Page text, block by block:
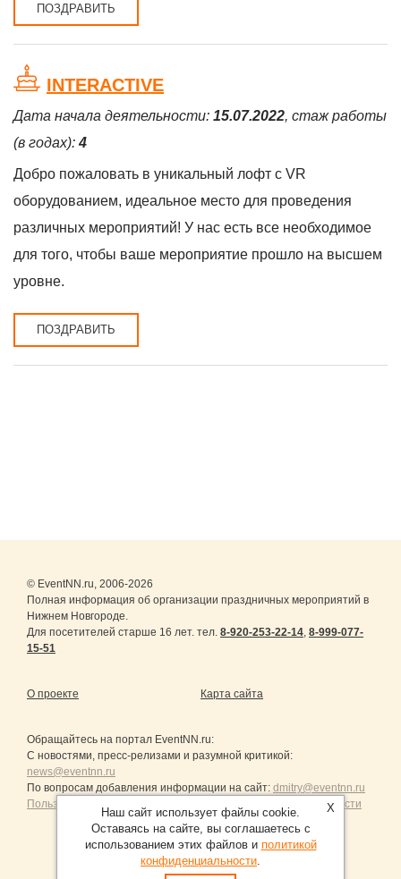
ПОЗДРАВИТЬ
INTERACTIVE
Дата начала деятельности: 15.07.2022, стаж работы
(в годах):4
Добро пожаловать в уникальный лофт с VR
оборудованием, идеальное место для проведения
различных мероприятий! У нас есть все необходимое
для того, чтобы ваше мероприятие прошло на высшем
уровне.
ПОЗДРАВИТЬ
© EventNN.ru, 2006-2026
Полная информация об организации праздничных мероприятий в
Нижнем Новгороде.
Для посетителей старше 16 лет. тел. 8-920-253-22-14, 8-999-077-
15-51
О проекте Карта сайта
Обращайтесь на портал EventNN.ru:
С новостями, пресс-релизами и разумной критикой:
news@eventnn.ru
По вопросам добавления информации на сайт: dmitry@eventnn.ru
Пользовательское Соглашение и политика конфиденциальности
X
Наш сайт использует файлы cookie.
Оставаясь на сайте, вы соглашаетесь с
использованием этих файлов и политикой
конфиденциальности.